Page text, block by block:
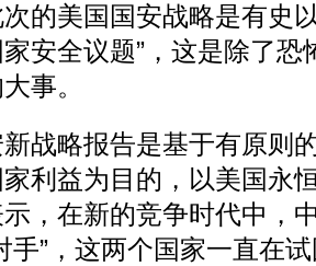
的美国国安战略是有史
安全议题”，这是除了恐
事。
战略报告是基于有原则
利益为目的，以美国永
，在新的竞争时代中，
手”，这两个国家一直在